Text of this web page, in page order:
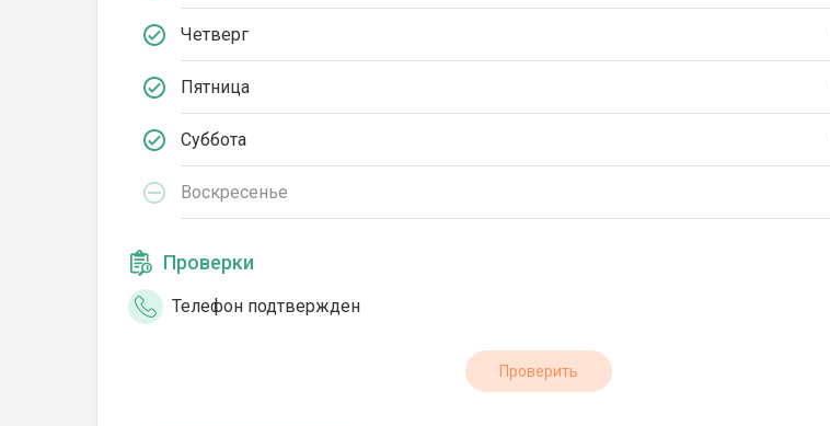
Четверг
Пятница
Суббота
Воскресенье
Проверки
Телефон подтвержден
Проверить